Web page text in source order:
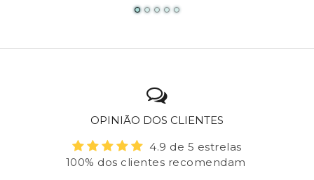
OPINIÃO DOS CLIENTES
4.9 de 5 estrelas
100% dos clientes recomendam